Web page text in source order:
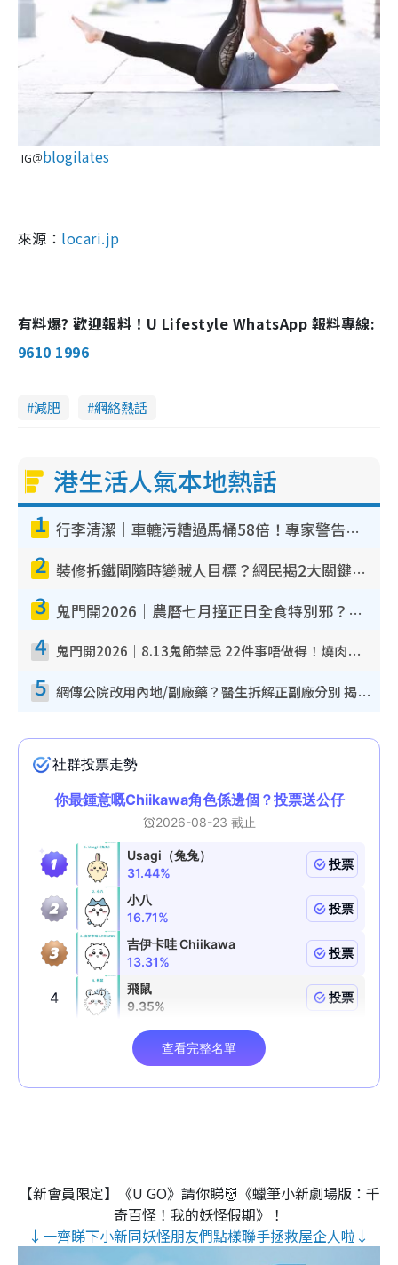
IG＠blogilates
來源： locari.jp
有料爆? 歡迎報料！U Lifestyle WhatsApp 報料專線:
9610 1996
減肥 網絡熱話
港生活人氣本地熱話
1 行李清潔｜車轆污糟過馬桶58倍！專家警告忌用酒精抹 教1招免污手除菌
2 裝修拆鐵閘隨時變賊人目標？網民揭2大關鍵用途：裝新式等於白裝？附新舊鐵閘分別
3 鬼門開2026｜農曆七月撞正日全食特別邪？專家警告切忌做一事！揭4大禁忌+2招保平安
4 鬼門開2026｜8.13鬼節禁忌 22件事唔做得！燒肉、刺身要少食？半夜勿吹口哨/打呢個電話
5 網傳公院改用內地/副廠藥？醫生拆解正副廠分別 揭4類人換藥隨時出事
【新會員限定】《U GO》請你睇👹《蠟筆小新劇場版：千
奇百怪！我的妖怪假期》！
↓一齊睇下小新同妖怪朋友們點樣聯手拯救屋企人啦↓